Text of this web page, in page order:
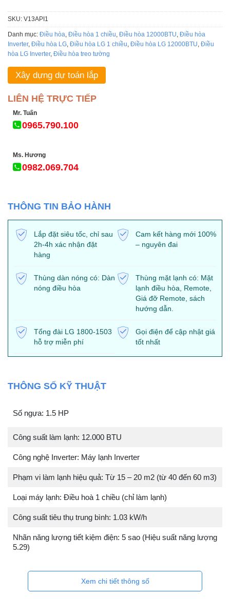
SKU: V13API1
Danh mục: Điều hòa Điều hòa 1 chiều Điều hòa 12000BTU Điều hòa
Inverter, Điều hòa LG Điều hòa LG 1 chiều Điều hòa LG 12000BTU Điều
hòa LG Inverter, Điều hòa treo tường
Xây dựng dự toán lắp
LIÊN HỆ TRỰC TIẾP
Mr. Tuấn
0965.790.100
Ms. Hương
0982.069.704
THÔNG TIN BẢO HÀNH
Lắp đặt siêu tốc, chỉ sau
2h-4h xác nhận đặt
hàng
Cam kết hàng mới 100%
– nguyên đai
Thùng dàn nóng có: Dàn
nóng điều hòa
Thùng mặt lạnh có: Mặt
lạnh điều hòa, Remote,
Giá đỡ Remote, sách
hướng dẫn.
Tổng đài LG 1800-1503
hỗ trợ miễn phí
Gọi điện để cập nhật giá
tốt nhất
THÔNG SỐ KỸ THUẬT
Số ngựa: 1.5 HP
Công suất làm lạnh: 12.000 BTU
Công nghệ Inverter: Máy lạnh Inverter
Phạm vi làm lạnh hiệu quả: Từ 15 – 20 m2 (từ 40 đến 60 m3)
Loại máy lạnh: Điều hoà 1 chiều (chỉ làm lạnh)
Công suất tiêu thụ trung bình: 1.03 kW/h
Nhãn năng lượng tiết kiệm điện: 5 sao (Hiệu suất năng lượng
5.29)
Xem chi tiết thông số